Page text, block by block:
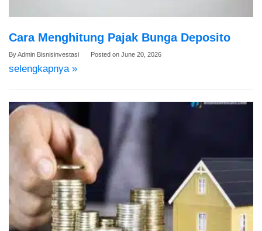
Cara Menghitung Pajak Bunga Deposito
ByAdmin Bisnisinvestasi Posted on June 20, 2026
selengkapnya »